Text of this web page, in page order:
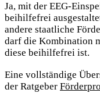
Ja, mit der EEG-
beihilfefrei
andere staatliche
darf die Kombination
diese beihilfefrei ist.
Eine vollständige
der Ratgeber